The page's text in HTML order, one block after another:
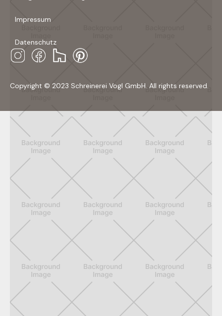
Impressum
Datenschutz
Copyright © 2023 Schreinerei Vogl GmbH. All rights reserved.